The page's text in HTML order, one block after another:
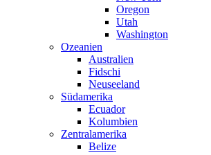
Oregon
Utah
Washington
Ozeanien
Australien
Fidschi
Neuseeland
Südamerika
Ecuador
Kolumbien
Zentralamerika
Belize